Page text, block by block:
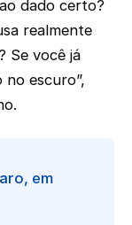
dado certo?
realmente
Se você já
no escuro”,
em